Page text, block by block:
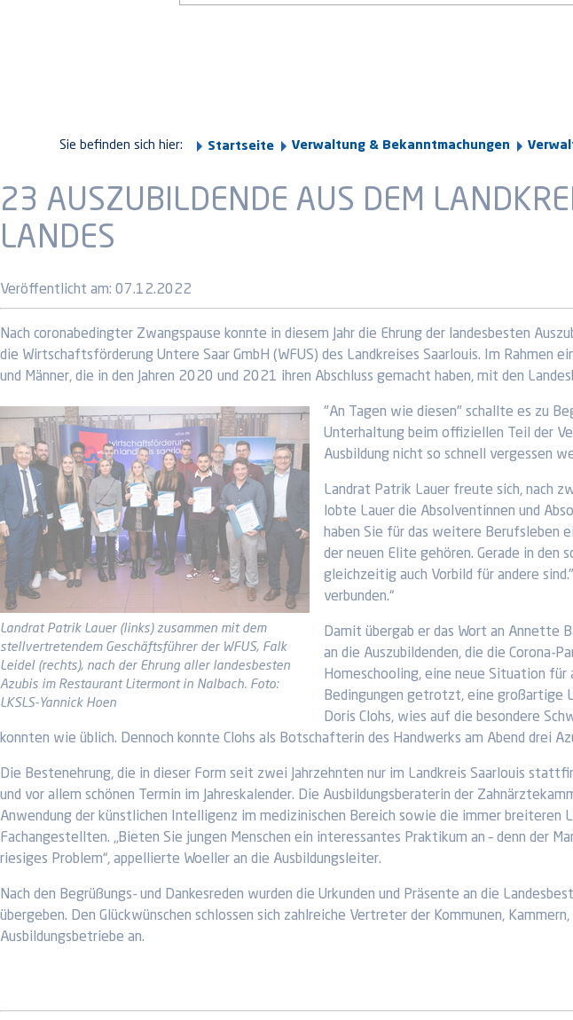
Sie befinden sich hier: Startseite Verwaltung & Bekanntmachungen
23 AUSZUBILDENDE AUS DEM
LANDES
Veröffentlicht am: 07.12.2022
Nach coronabedingter Zwangspause konnte in diesem Jahr die Ehrung der landesbesten
die Wirtschaftsförderung Untere Saar GmbH (WFUS) des Landkreises Saarlouis. Im
und Männer, die in den Jahren 2020 und 2021 ihren Abschluss gemacht haben, mit den
Landrat Patrik Lauer (links) zusammen mit dem
stellvertretendem Geschäftsführer der WFUS, Falk
Leidel (rechts), nach der Ehrung aller landesbesten
Azubis im Restaurant Litermont in Nalbach. Foto:
LKSLS-Yannick Hoen
"An Tagen wie diesen" schallte es zu
Unterhaltung beim offiziellen Teil der
Ausbildung nicht so schnell vergessen
Landrat Patrik Lauer freute sich, nach
lobte Lauer die Absolventinnen und
haben Sie für das weitere Berufsleben
der neuen Elite gehören. Gerade in den
gleichzeitig auch Vorbild für andere
verbunden.“
Damit übergab er das Wort an Annette
an die Auszubildenden, die die Corona-
Homeschooling, eine neue Situation für
Bedingungen getrotzt, eine großartige
Doris Clohs, wies auf die besondere
konnten wie üblich. Dennoch konnte Clohs als Botschafterin des Handwerks am Abend drei
Die Bestenehrung, die in dieser Form seit zwei Jahrzehnten nur im Landkreis Saarlouis
und vor allem schönen Termin im Jahreskalender. Die Ausbildungsberaterin der
Anwendung der künstlichen Intelligenz im medizinischen Bereich sowie die immer breiteren
Fachangestellten. „Bieten Sie jungen Menschen ein interessantes Praktikum an – denn der
riesiges Problem“, appellierte Woeller an die Ausbildungsleiter.
Nach den Begrüßungs- und Dankesreden wurden die Urkunden und Präsente an die
übergeben. Den Glückwünschen schlossen sich zahlreiche Vertreter der Kommunen,
Ausbildungsbetriebe an.